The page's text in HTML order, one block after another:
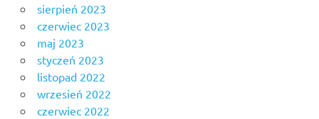
sierpień 2023
czerwiec 2023
maj 2023
styczeń 2023
listopad 2022
wrzesień 2022
czerwiec 2022